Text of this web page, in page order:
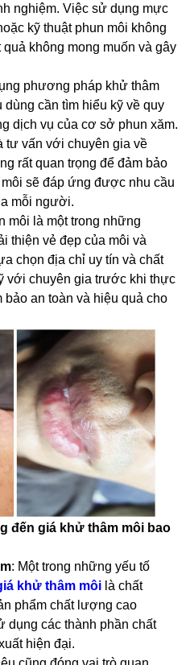
nghiệm. Việc sử dụng mực
kỹ thuật phun môi không
không mong muốn và gây
phương pháp khử thâm
cần tìm hiểu kỹ về quy
dịch vụ của cơ sở phun xăm.
tư vấn với chuyên gia về
rất quan trọng để đảm bảo
sẽ đáp ứng được nhu cầu
mỗi người.
môi là một trong những
thiện vẻ đẹp của môi và
chọn địa chỉ uy tín và chất
với chuyên gia trước khi thực
bảo an toàn và hiệu quả cho
đến giá khử thâm môi bao
: Một trong những yếu tố
khử thâm môi là chất
phẩm chất lượng cao
dụng các thành phần chất
hiện đại.